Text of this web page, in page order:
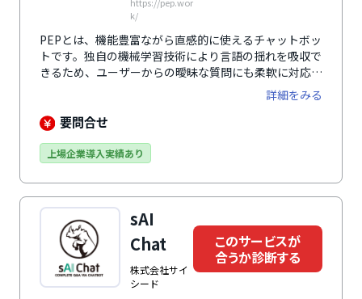
k/
PEPとは、機能豊富ながら直感的に使えるチャットボッ
トです。独自の機械学習技術により言語の揺れを吸収で
きるため、ユーザーからの曖昧な質問にも柔軟に対応で
きるのが特徴です。単語やQ&A登録は専用画面やCSVで
作成し、さらに学習させることも可能です。AIが対応で
きない問い合わせについては、有人対応専用機能があ
りなどの機能が設けられています。そのほかにも、会話
WORKS・Microsoft Teamsなどの外部サービスとの連
携機能など、多彩な機能がそろっています。ユーザーの
利用状況はダッシュボードで可視化できるため、分析や
改善のスピードアップにもつながります。
詳細をみる
要問合せ
上場企業導入実績あり
sAI
Chat
株式会社サイ
シード
このサービスが
合うか診断する